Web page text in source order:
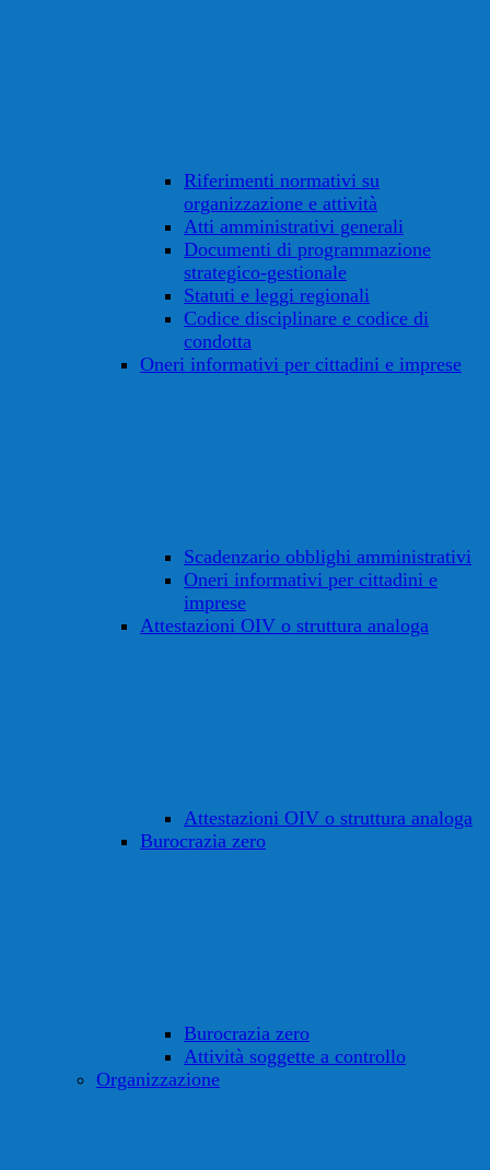
Riferimenti normativi su
organizzazione e attività
Atti amministrativi generali
Documenti di programmazione
strategico-gestionale
Statuti e leggi regionali
Codice disciplinare e codice di
condotta
Oneri informativi per cittadini e imprese
Scadenzario obblighi amministrativi
Oneri informativi per cittadini e
imprese
Attestazioni OIV o struttura analoga
Attestazioni OIV o struttura analoga
Burocrazia zero
Burocrazia zero
Attività soggette a controllo
Organizzazione